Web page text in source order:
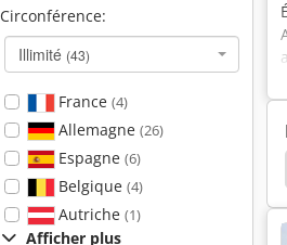
Circonférence:
Illimité (43)
France (4)
Allemagne (26)
Espagne (6)
Belgique (4)
Autriche (1)
Afficher plus
Hamm 3518